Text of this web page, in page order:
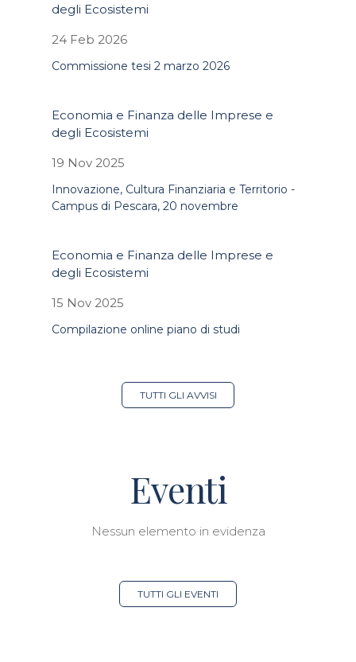
degli Ecosistemi
24 Feb 2026
Commissione tesi 2 marzo 2026
Economia e Finanza delle Imprese e
degli Ecosistemi
19 Nov 2025
Innovazione, Cultura Finanziaria e Territorio -
Campus di Pescara, 20 novembre
Economia e Finanza delle Imprese e
degli Ecosistemi
15 Nov 2025
Compilazione online piano di studi
TUTTI GLI AVVISI
Eventi
Nessun elemento in evidenza
TUTTI GLI EVENTI